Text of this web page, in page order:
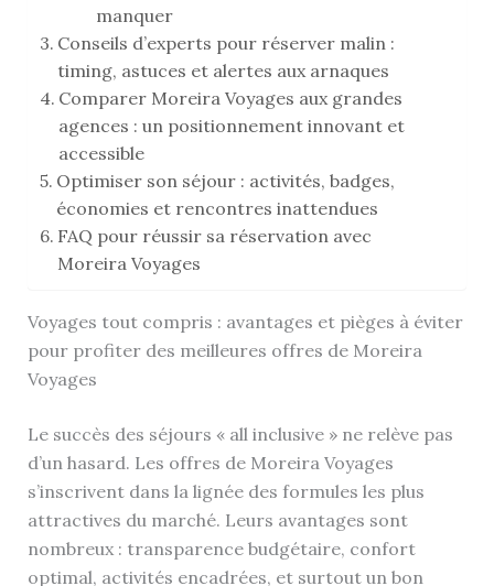
manquer
Conseils d’experts pour réserver malin :
timing, astuces et alertes aux arnaques
Comparer Moreira Voyages aux grandes
agences : un positionnement innovant et
accessible
Optimiser son séjour : activités, badges,
économies et rencontres inattendues
FAQ pour réussir sa réservation avec
Moreira Voyages
Voyages tout compris : avantages et pièges à éviter
pour profiter des meilleures offres de Moreira
Voyages
Le succès des séjours « all inclusive » ne relève pas
d’un hasard. Les offres de Moreira Voyages
s’inscrivent dans la lignée des formules les plus
attractives du marché. Leurs avantages sont
nombreux : transparence budgétaire, confort
optimal, activités encadrées, et surtout un bon